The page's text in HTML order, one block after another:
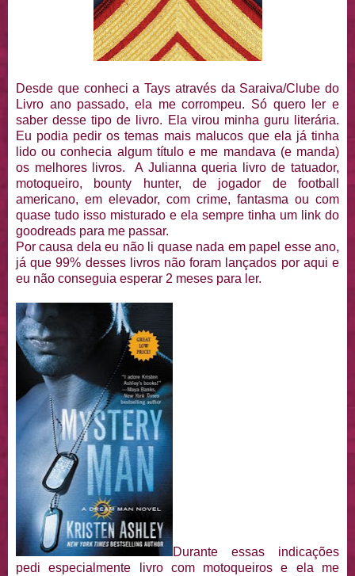
Desde que conheci a Tays através da Saraiva/Clube do
Livro ano passado, ela me corrompeu. Só quero ler e
saber desse tipo de livro. Ela virou minha guru literária.
Eu podia pedir os temas mais malucos que ela já tinha
lido ou conhecia algum título e me mandava (e manda)
os melhores livros. A Julianna queria livro de tatuador,
motoqueiro, bounty hunter, de jogador de football
americano, em elevador, com crime, fantasma ou com
quase tudo isso misturado e ela sempre tinha um link do
goodreads para me passar.
Por causa dela eu não li quase nada em papel esse ano,
já que 99% desses livros não foram lançados por aqui e
eu não conseguia esperar 2 meses para ler.
Durante essas indicações
pedi especialmente livro com motoqueiros e ela me